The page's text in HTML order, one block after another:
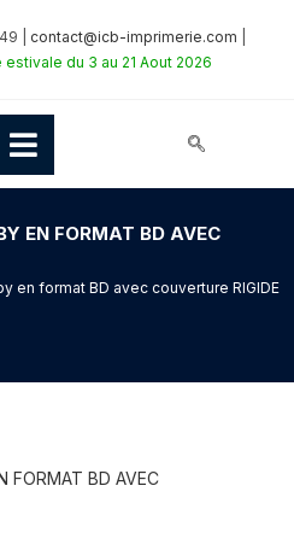
| contact@icb-imprimerie.com
du 3 au 21 Aout 2026
EN FORMAT BD AVEC
en format BD avec couverture RIGIDE
FORMAT BD AVEC